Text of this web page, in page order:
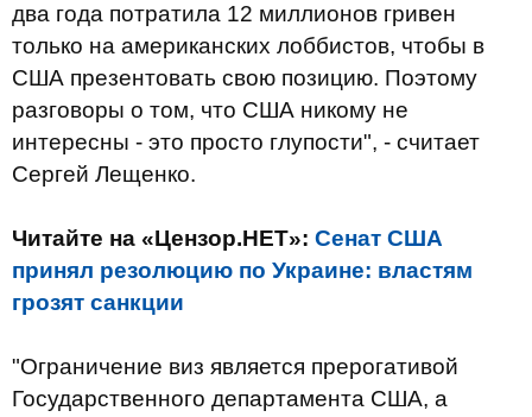
два года потратила 12 миллионов гривен
только на американских лоббистов, чтобы в
США презентовать свою позицию. Поэтому
разговоры о том, что США никому не
интересны - это просто глупости", - считает
Сергей Лещенко.
Читайте на «Цензор.НЕТ»: Сенат США
принял резолюцию по Украине: властям
грозят санкции
"Ограничение виз является прерогативой
Государственного департамента США, а